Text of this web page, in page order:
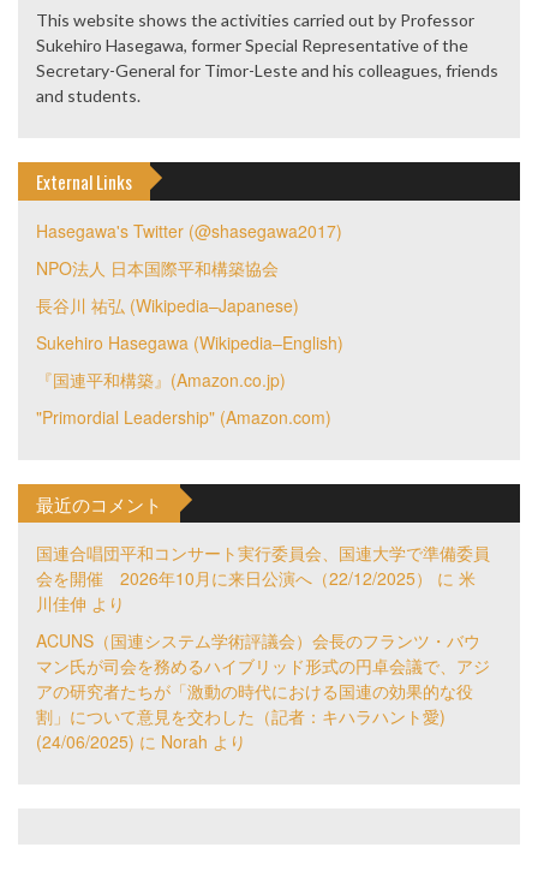
This website shows the activities carried out by Professor
Sukehiro Hasegawa, former Special Representative of the
Secretary-General for Timor-Leste and his colleagues, friends
and students.
External Links
Hasegawa's Twitter (@shasegawa2017)
NPO法人 日本国際平和構築協会
長谷川 祐弘 (Wikipedia–Japanese)
Sukehiro Hasegawa (Wikipedia–English)
『国連平和構築』(Amazon.co.jp)
"Primordial Leadership" (Amazon.com)
最近のコメント
国連合唱団平和コンサート実行委員会、国連大学で準備委員
会を開催 2026年10月に来日公演へ（22/12/2025）
に 米
川佳伸 より
ACUNS（国連システム学術評議会）会長のフランツ・バウ
マン氏が司会を務めるハイブリッド形式の円卓会議で、アジ
アの研究者たちが「激動の時代における国連の効果的な役
割」について意見を交わした（記者：キハラハント愛)
(24/06/2025) に Norah より